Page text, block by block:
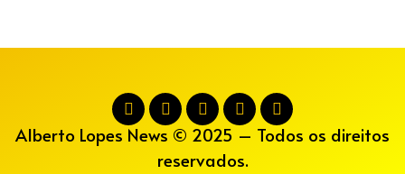
Alberto Lopes News © 2025 – Todos os direitos
reservados.